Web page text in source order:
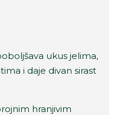
ukus jelima,
i daje divan sirast
hranjivim